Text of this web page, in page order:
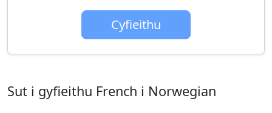
Cyfieithu
Sut i gyfieithu French i Norwegian